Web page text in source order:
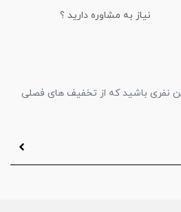
نیاز به مشاوره دارید ؟
نفری باشید که از تخفیف های فصلی